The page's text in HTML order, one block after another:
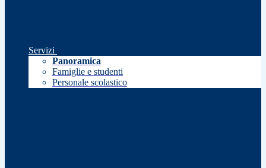
Servizi
Panoramica
Famiglie e studenti
Personale scolastico